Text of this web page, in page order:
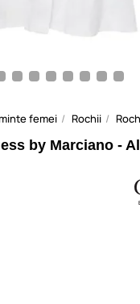
femei Rochii
by Marciano -